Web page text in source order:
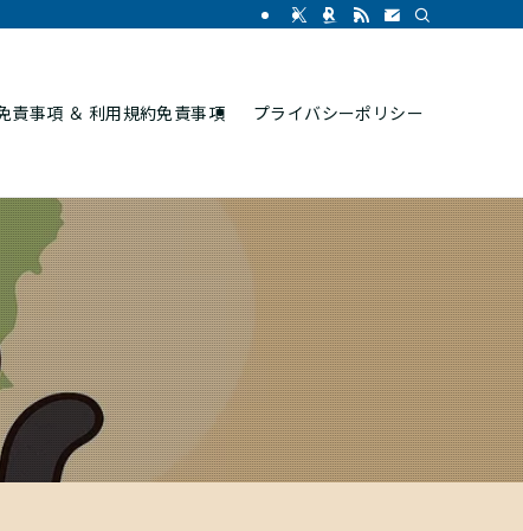
責事項 ＆ 利用規約免責事項 プライバシーポリシー